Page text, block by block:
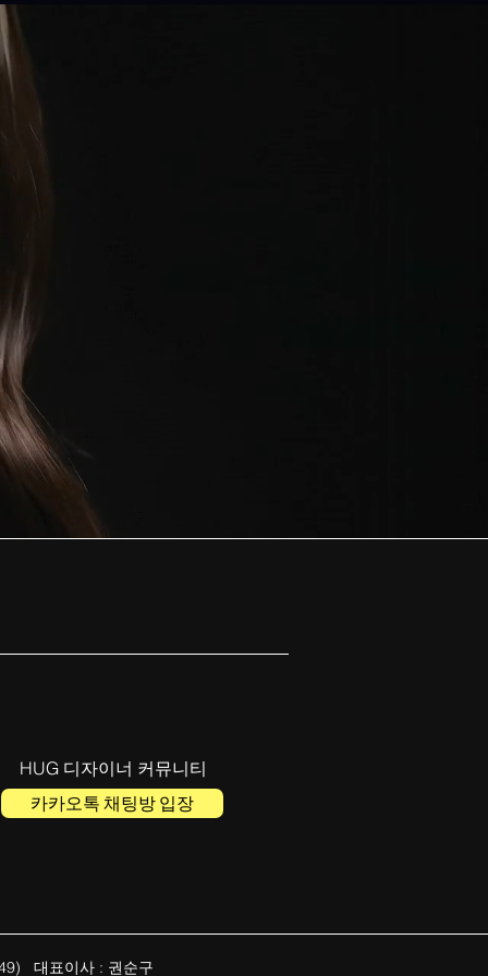
HUG 디자이너 커뮤니티
카카오톡 채팅방 입장
대표이사 : 권순구